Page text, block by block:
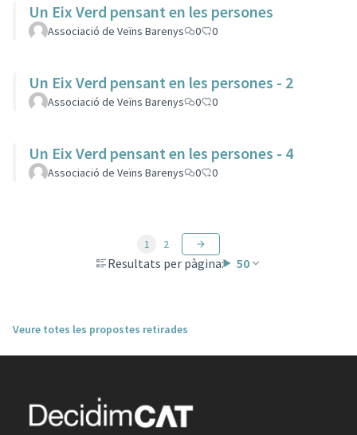
Un Eix Verd pensant en les persones
Associació de Veïns Barenys 0 0
Un Eix Verd pensant en les persones - 2
Associació de Veïns Barenys 0 0
Un Eix Verd pensant en les persones - 4
Associació de Veïns Barenys 0 0
Resultats per pàgina: 50
1 2
Veure totes les propostes retirades